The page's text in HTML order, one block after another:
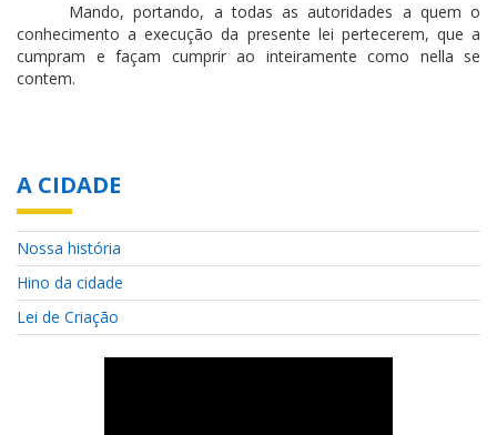
Mando, portando, a todas as autoridades a quem o
conhecimento a execução da presente lei pertecerem, que a
cumpram e façam cumprir ao inteiramente como nella se
contem.
A CIDADE
Nossa história
Hino da cidade
Lei de Criação